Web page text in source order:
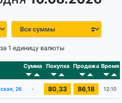
1 единицу валюты
Сумма Покупка Продажа Время
26 - 80,33 86,18 12:10